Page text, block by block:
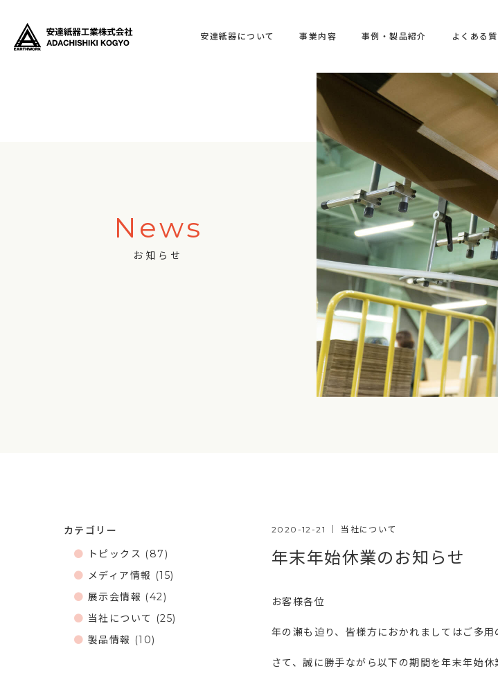
安達紙器について 事業内容 事例・製品紹介 よくある
News
お知らせ
2020-12-21 当社について
年末年始休業のお知らせ
お客様各位
年の瀬も迫り、皆様方におかれましてはご多用
さて、誠に勝手ながら以下の期間を年末年始休
カテゴリー
トピックス (87)
メディア情報 (15)
展示会情報 (42)
当社について
(25)
製品情報 (10)